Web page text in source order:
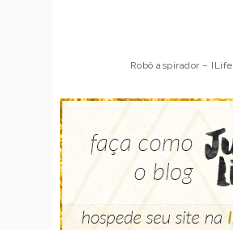
Robô aspirador – ILife